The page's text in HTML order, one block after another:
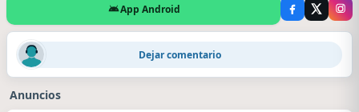
App Android
Hace 12 horas
Buenos días Radio La Red! Buena Programación...
Dejar comentario
Anuncios